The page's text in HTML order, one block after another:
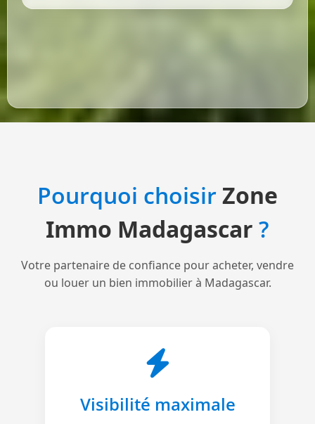
Pourquoi choisirZone
Immo Madagascar ?
Votre partenaire de confiance pour acheter, vendre
ou louer un bien immobilier à Madagascar.
Visibilité maximale